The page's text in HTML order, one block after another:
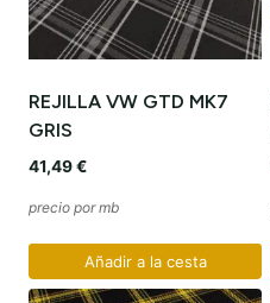
REJILLA VW GTD MK7
GRIS
41,49€
precio por mb
Añadir a la cesta